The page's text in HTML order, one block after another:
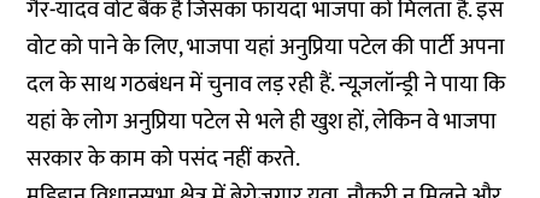
गैर-यादव वोट बैंक है जिसका फायदा भाजपा को मिलता है. इस
वोट को पाने के लिए, भाजपा यहां अनुप्रिया पटेल की पार्टी अपना
दल के साथ गठबंधन में चुनाव लड़ रही हैं. न्यूज़लॉन्ड्री ने पाया कि
यहां के लोग अनुप्रिया पटेल से भले ही खुश हों, लेकिन वे भाजपा
सरकार के काम को पसंद नहीं करते.